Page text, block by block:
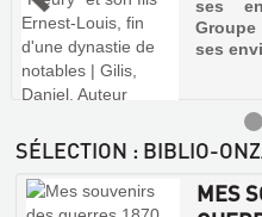
ses
ses
SÉLECTION : BIBLIO-
MES